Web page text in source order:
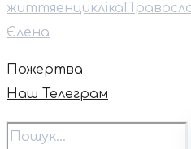
життяенцикліка
Єлена
Пожертва
Наш Телеграм